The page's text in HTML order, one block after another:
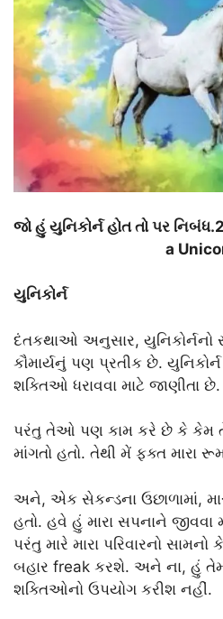
જો હું યુનિકોર્ન હોત તો પર
a
યુનિકોર્ન
દંતકથાઓ અનુસાર, યુનિકોર્નનો
કૌમાર્યનું પણ પ્રતીક છે.
શક્તિઓ ધરાવવા માટે જાણીતા છે.
પરંતુ તેઓ પણ કામ કરે છે કે કેમ તે
માંગતો હતો. તેથી મેં ફક્ત મારા
અને, એક સેકન્ડના ઉછાળામાં,
હતો. હવે હું મારા સપનાને જીવવા
પરંતુ મારે મારા પરિવારનો
બહાર freak કરશે. અને ના, હું
શક્તિઓનો ઉપયોગ કરીશ નહીં.